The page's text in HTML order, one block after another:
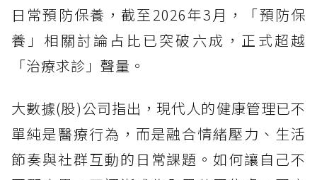
日常預防保養，截至2026年3月，「預防保
養」相關討論占比已突破六成，正式超越
「治療求診」聲量。
大數據(股)公司指出，現代人的健康管理已不
單純是醫療行為，而是融合情緒壓力、生活
節奏與社群互動的日常課題。如何讓自己不